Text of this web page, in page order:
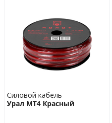
Силовой кабель
Урал МТ4 Красный